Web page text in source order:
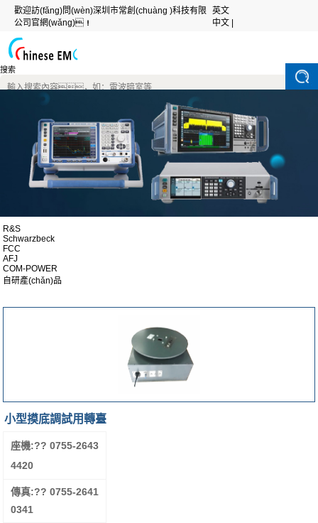
歡迎訪(fǎng)問(wèn)深圳市常創(chuàng )科技有限
公司官網(wǎng)！
英文
中文 |
搜索
R&S
Schwarzbeck
FCC
AFJ
COM-POWER
自研產(chǎn)品
小型摸底調試用轉臺
座機:?? 0755-2643
4420
傳真:?? 0755-2641
0341